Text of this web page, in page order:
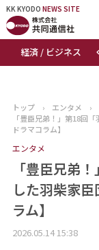
KK KYODO NEWS SITE
経済 / ビジネス
KK KYODONEWS SITE
トップページ
ニュース
おすすめコンテ
出版物
会社概要
トップ › エンタメ
›
「豊臣兄弟！」第18回
ドラマコラム】
エンタメ
「豊臣兄弟
した羽柴家
ラム】
2026.05.14 15:38